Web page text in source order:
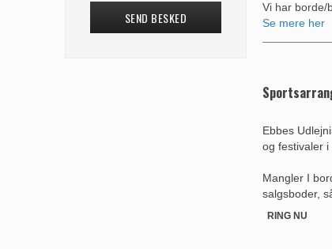
SEND BESKED
Vi har borde/
Se mere her
Ebbes
og festivaler i
Mangler I
salgsboder,
RING NU